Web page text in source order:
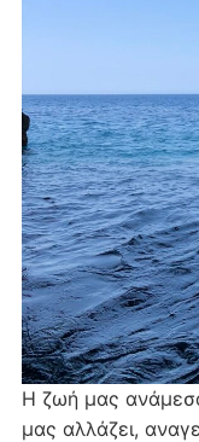
Η ζωή μας
μας αλλάζει,